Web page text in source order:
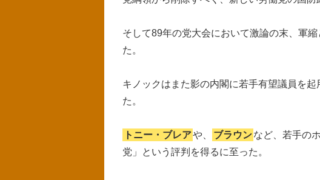
そして89年の党大会において激論の末、軍
た。
キノックはまた影の内閣に若手有望議員を
た。
トニー・ブレアや、 ブラウンなど、若手の
党」という評判を得るに至った。